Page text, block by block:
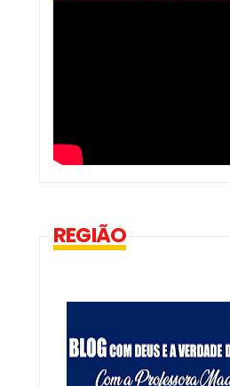
REGIÃO